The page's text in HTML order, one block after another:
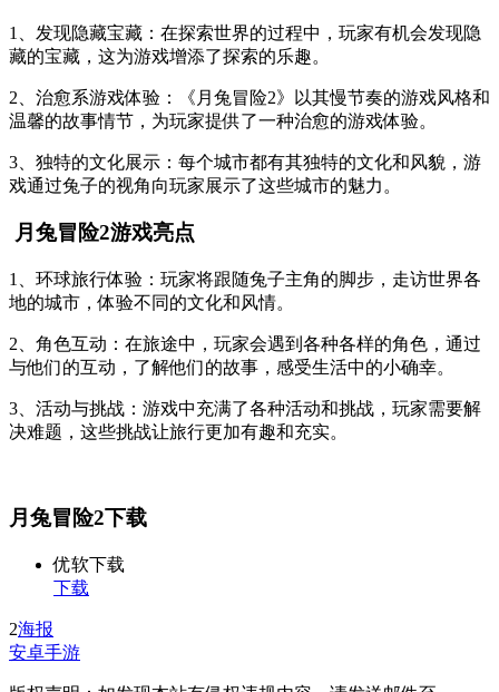
1、发现隐藏宝藏：在探索世界的过程中，玩家有机会发现隐
藏的宝藏，这为游戏增添了探索的乐趣。
2、治愈系游戏体验：《月兔冒险2》以其慢节奏的游戏风格和
温馨的故事情节，为玩家提供了一种治愈的游戏体验。
3、独特的文化展示：每个城市都有其独特的文化和风貌，游
戏通过兔子的视角向玩家展示了这些城市的魅力。
月兔冒险2游戏亮点
1、环球旅行体验：玩家将跟随兔子主角的脚步，走访世界各
地的城市，体验不同的文化和风情。
2、角色互动：在旅途中，玩家会遇到各种各样的角色，通过
与他们的互动，了解他们的故事，感受生活中的小确幸。
3、活动与挑战：游戏中充满了各种活动和挑战，玩家需要解
决难题，这些挑战让旅行更加有趣和充实。
月兔冒险2下载
优软下载
下载
2海报
安卓手游